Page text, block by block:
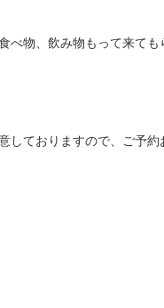
べ物、飲み物もって来ても
しておりますので、ご予約